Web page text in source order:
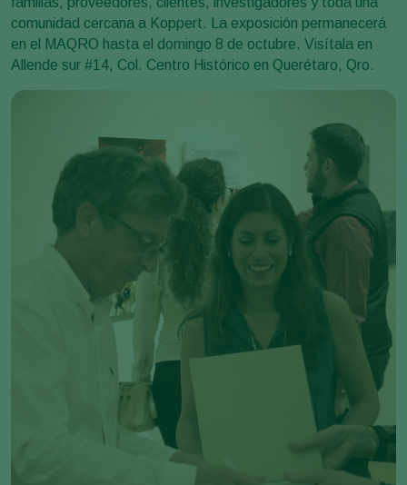
comunidad cercana a Koppert. La exposición permanecerá
en el MAQRO hasta el domingo 8 de octubre. Visítala en
Allende sur #14, Col. Centro Histórico en Querétaro, Qro.